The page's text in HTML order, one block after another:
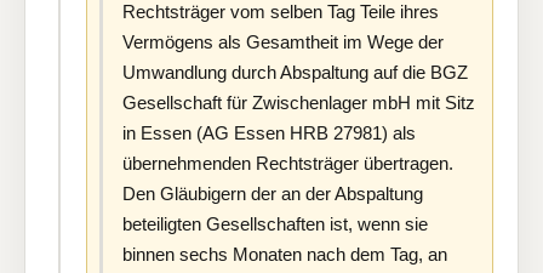
Rechtsträger vom selben Tag Teile ihres
Vermögens als Gesamtheit im Wege der
Umwandlung durch Abspaltung auf die BGZ
Gesellschaft für Zwischenlager mbH mit Sitz
in Essen (AG Essen HRB 27981) als
übernehmenden Rechtsträger übertragen.
Den Gläubigern der an der Abspaltung
beteiligten Gesellschaften ist, wenn sie
binnen sechs Monaten nach dem Tag, an